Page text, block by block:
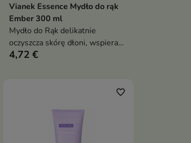
Dodaj do koszyka
Vianek Essence Mydło do rąk
Ember 300 ml
Mydło do Rąk delikatnie
oczyszcza skórę dłoni, wspiera
jej nawilżenie i regenerację oraz
4,72 €
favorite_border